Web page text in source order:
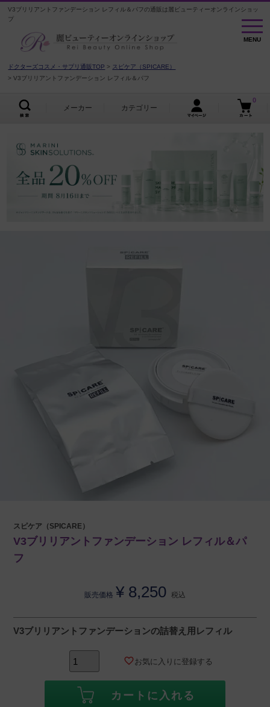
V3ブリリアントファンデーション レフィル＆パフの通販は麗ビューティーオンラインショッ
プ
MENU
MENU
ドクターズコスメ・サプリ通販TOP
スピケア（SPICARE）
V3ブリリアントファンデーション レフィル＆パフ
メーカー カテゴリー
0
スピケア（SPICARE）
V3ブリリアントファンデーション レフィル＆パ
フ
販売価格 ¥ 8,250 税込
V3ブリリアントファンデーションの詰替え用レフィル
お気に入りに登録する
カートに入れる